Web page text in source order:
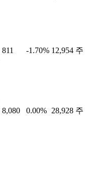
811 -1.70% 12,954 주
8,080 0.00% 28,928 주